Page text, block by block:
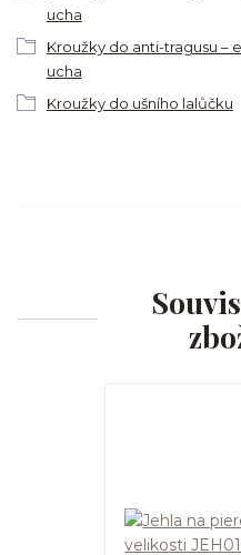
ucha
Kroužky do anti-tragusu –
ucha
Kroužky do ušního lalůčku